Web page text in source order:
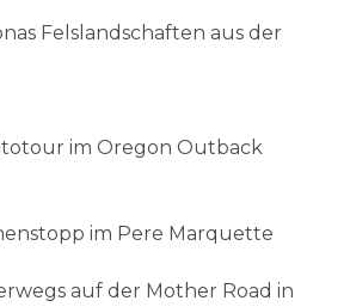
Felslandschaften aus der
im Oregon Outback
im Pere Marquette
auf der Mother Road in